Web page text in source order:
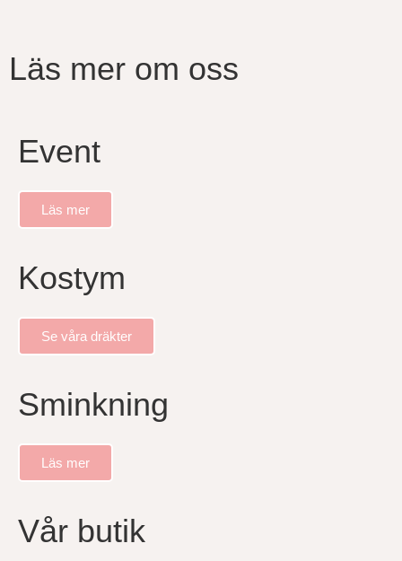
Läs mer om oss
Event
Läs mer
Kostym
Se våra dräkter
Sminkning
Läs mer
Vår butik